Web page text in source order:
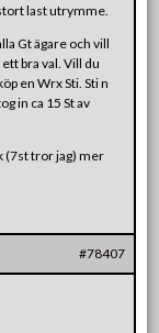
last utrymme.
Gt ägare och vill
bra val. Vill du
en Wrx Sti. Sti n
in ca 15 St av
(7st tror jag) mer
#78407